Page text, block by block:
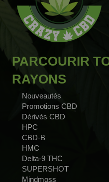
PARCOURIR
RAYONS
Nouveautés
Promotions CBD
Dérivés CBD
HPC
CBD-B
HMC
Delta-9 THC
SUPERSHOT
Mindmoss